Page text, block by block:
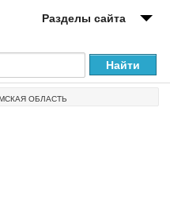
Разделы сайта
ОБЛАСТЬ